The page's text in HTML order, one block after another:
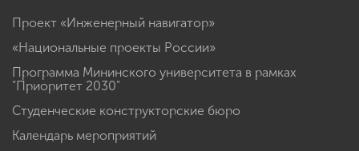
Проект «Инженерный навигатор»
«Национальные проекты России»
Программа Мининского университета в рамках
"Приоритет 2030"
Студенческие конструкторские бюро
Календарь мероприятий